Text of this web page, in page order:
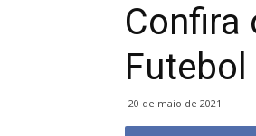
Confira
Futebol
20 de maio de 2021